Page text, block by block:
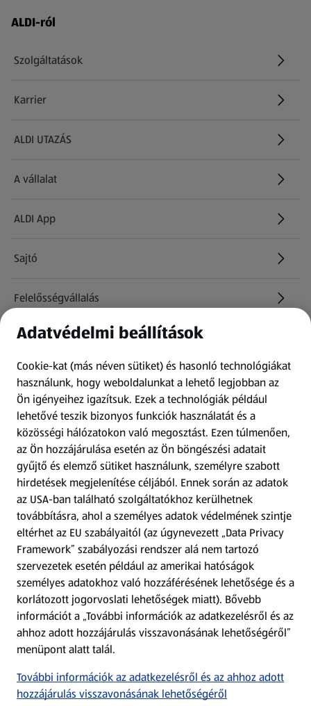
Láblécmenü - további linkek
ALDI-ról
Szolgáltatások
Karrier
(új oldalon nyílik meg)
ALDI UTAZÁS
(új oldalon nyílik meg)
A vállalat
ALDI App
Sajtó
Felelősségvállalás
Információk
Kérdőív
Fizetési lehetőségek
ALDI utalványok
Árcsökkentés
Adattörlő alkalmazás
Szervizpont
(új oldalon nyílik meg)
Fedezz fel minket az interneten!
Töltsd le az ALDI Magyarország applikációt!
Adatvédelmi beállítások
Cookie-kat (más néven sütiket) és hasonló technológiákat
használunk, hogy weboldalunkat a lehető legjobban az
Ön igényeihez igazítsuk. Ezek a technológiák például
lehetővé teszik bizonyos funkciók használatát és a
közösségi hálózatokon való megosztást. Ezen túlmenően,
az Ön hozzájárulása esetén az Ön böngészési adatait
gyűjtő és elemző sütiket használunk, személyre szabott
hirdetések megjelenítése céljából. Ennek során az adatok
az USA-ban található szolgáltatókhoz kerülhetnek
továbbításra, ahol a személyes adatok védelmének szintje
eltérhet az EU szabályaitól (az úgynevezett „Data Privacy
Framework” szabályozási rendszer alá nem tartozó
szervezetek esetén például az amerikai hatóságok
személyes adatokhoz való hozzáférésének lehetősége és a
korlátozott jogorvoslati lehetőségek miatt). Bővebb
információt a „További információk az adatkezelésről és az
ahhoz adott hozzájárulás visszavonásának lehetőségéről”
menüpont alatt talál.
További információk az adatkezelésről és az ahhoz adott
hozzájárulás visszavonásának lehetőségéről